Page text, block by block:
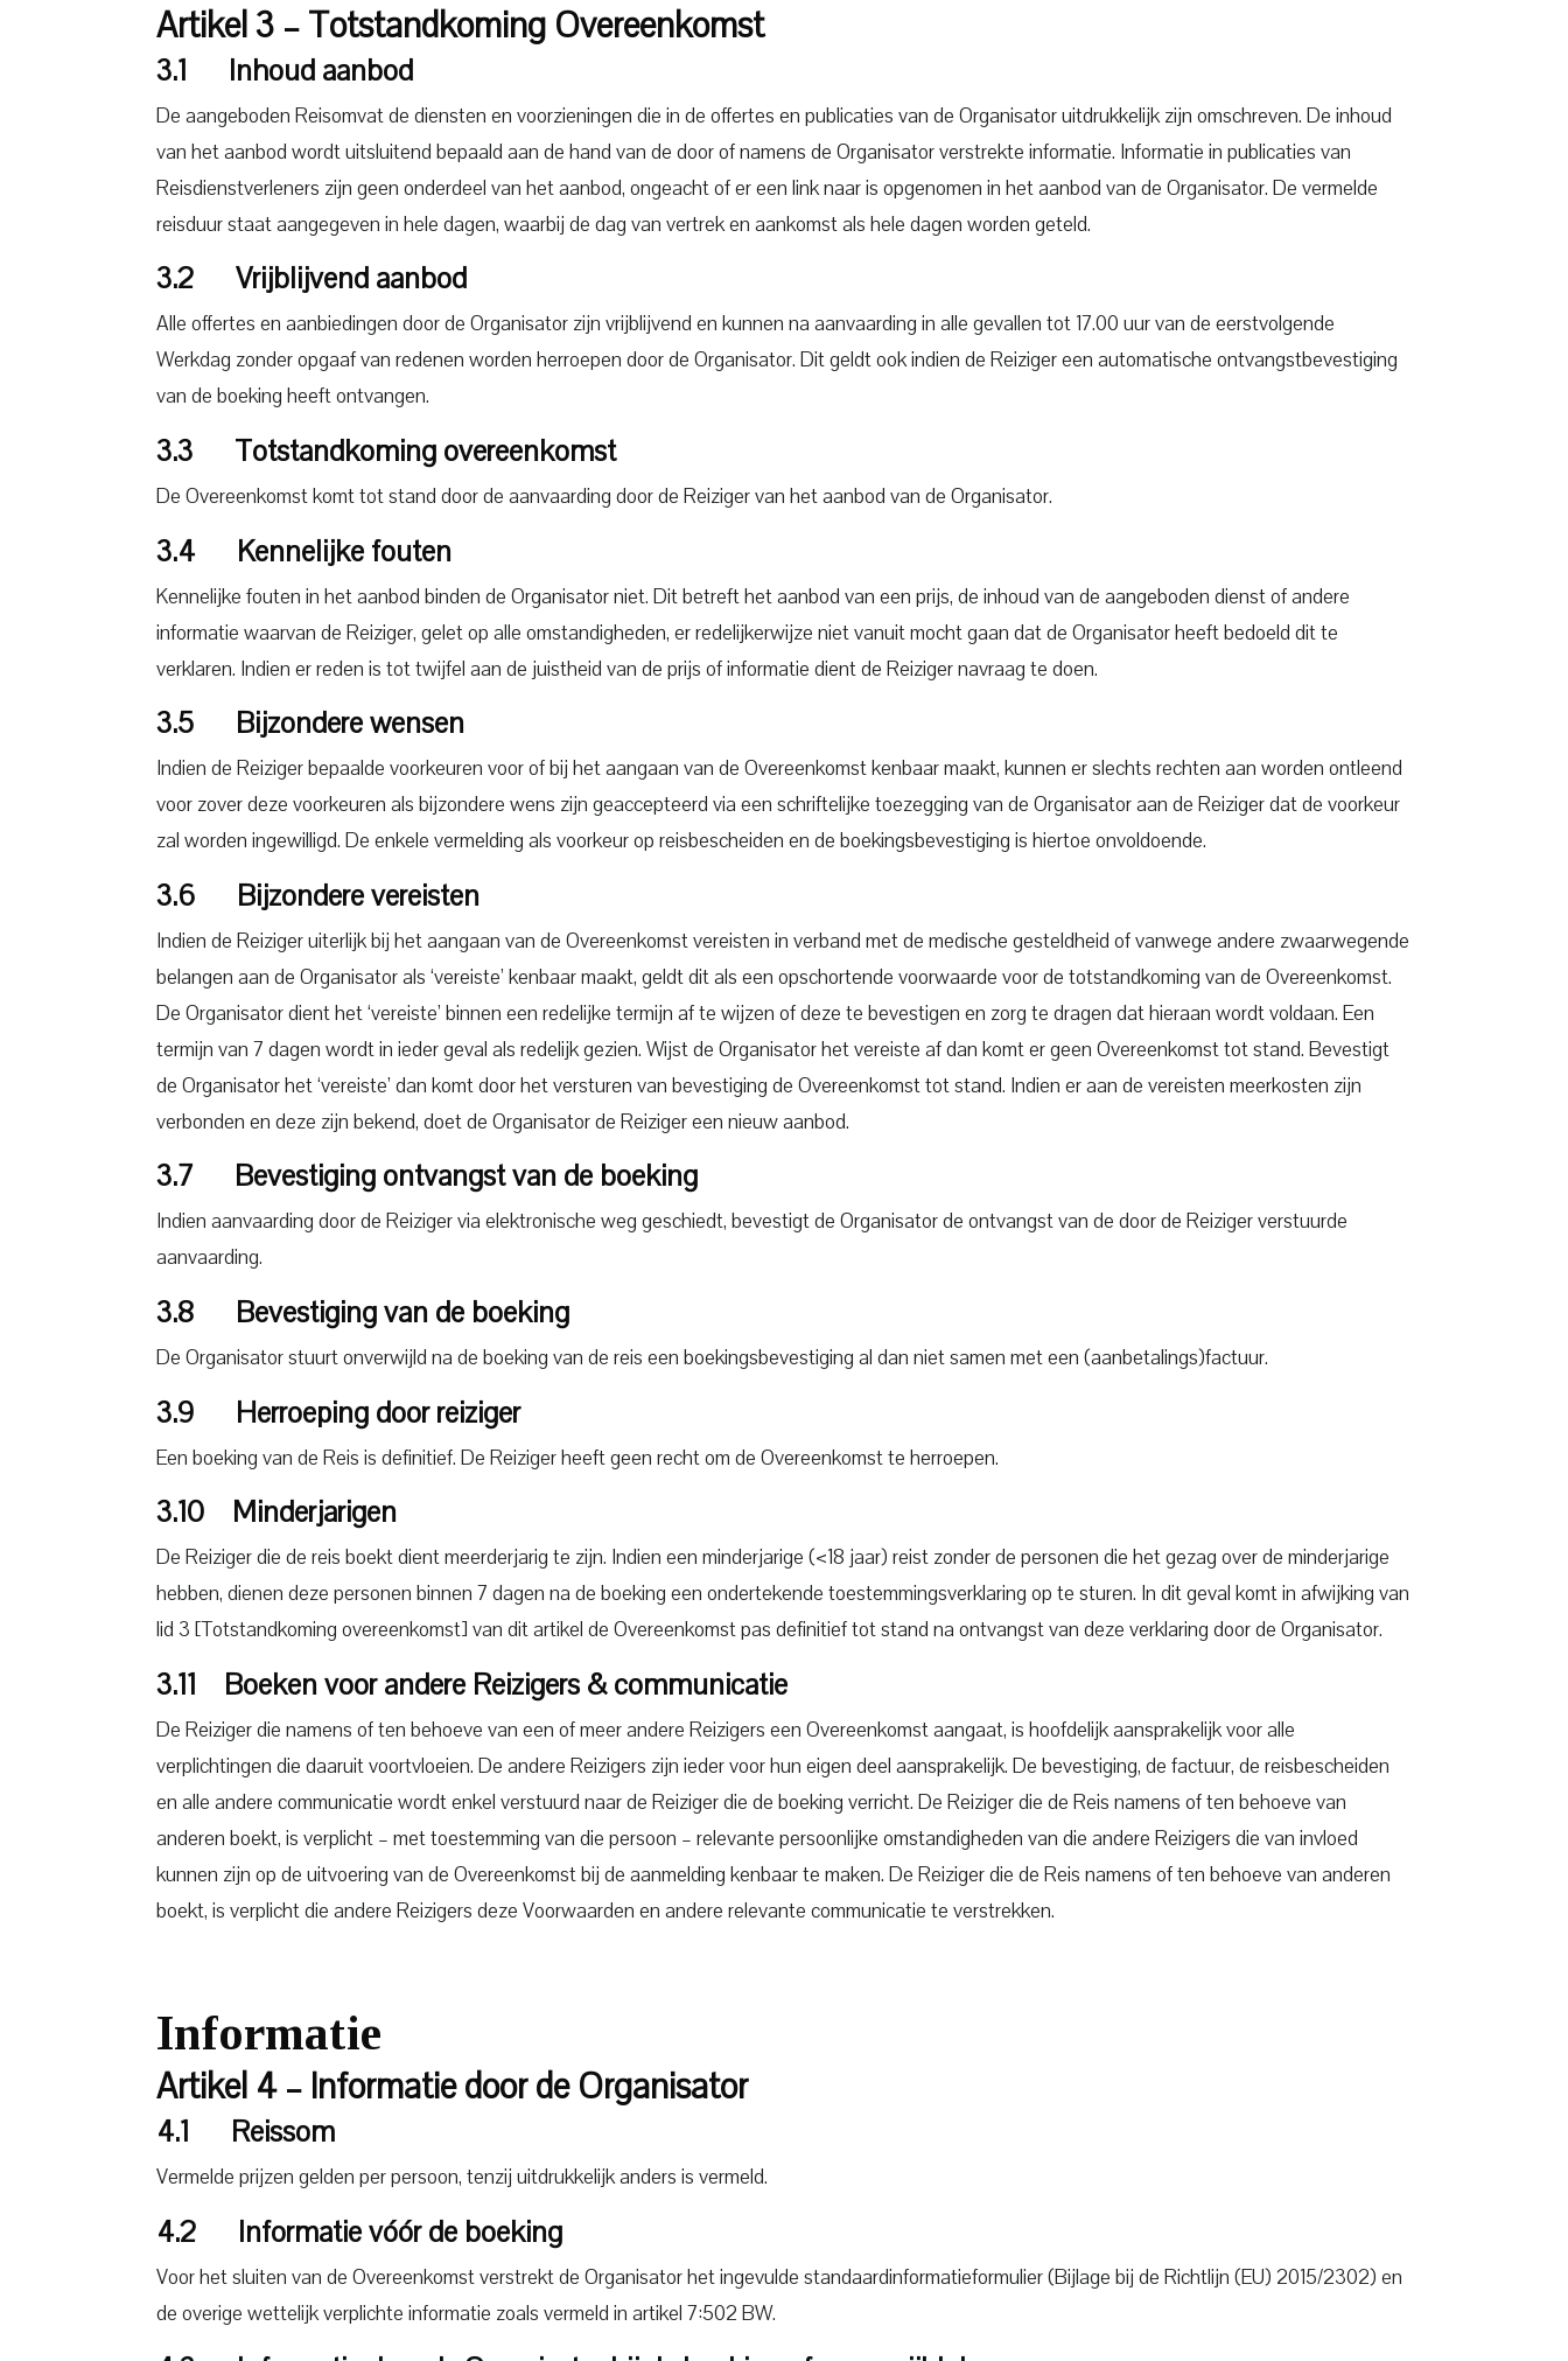
Artikel 3 – Totstandkoming Overeenkomst
3.1 Inhoud aanbod
De aangeboden Reisomvat de diensten en voorzieningen die in de offertes en publicaties van de Organisator uitdrukkelijk zijn omschreven. De inhoud
van het aanbod wordt uitsluitend bepaald aan de hand van de door of namens de Organisator verstrekte informatie. Informatie in publicaties van
Reisdienstverleners zijn geen onderdeel van het aanbod, ongeacht of er een link naar is opgenomen in het aanbod van de Organisator. De vermelde
reisduur staat aangegeven in hele dagen, waarbij de dag van vertrek en aankomst als hele dagen worden geteld.
3.2 Vrijblijvend aanbod
Alle offertes en aanbiedingen door de Organisator zijn vrijblijvend en kunnen na aanvaarding in alle gevallen tot 17.00 uur van de eerstvolgende
Werkdag zonder opgaaf van redenen worden herroepen door de Organisator. Dit geldt ook indien de Reiziger een automatische ontvangstbevestiging
van de boeking heeft ontvangen.
3.3 Totstandkoming overeenkomst
De Overeenkomst komt tot stand door de aanvaarding door de Reiziger van het aanbod van de Organisator.
3.4 Kennelijke fouten
Kennelijke fouten in het aanbod binden de Organisator niet. Dit betreft het aanbod van een prijs, de inhoud van de aangeboden dienst of andere
informatie waarvan de Reiziger, gelet op alle omstandigheden, er redelijkerwijze niet vanuit mocht gaan dat de Organisator heeft bedoeld dit te
verklaren. Indien er reden is tot twijfel aan de juistheid van de prijs of informatie dient de Reiziger navraag te doen.
3.5 Bijzondere wensen
Indien de Reiziger bepaalde voorkeuren voor of bij het aangaan van de Overeenkomst kenbaar maakt, kunnen er slechts rechten aan worden ontleend
voor zover deze voorkeuren als bijzondere wens zijn geaccepteerd via een schriftelijke toezegging van de Organisator aan de Reiziger dat de voorkeur
zal worden ingewilligd. De enkele vermelding als voorkeur op reisbescheiden en de boekingsbevestiging is hiertoe onvoldoende.
3.6 Bijzondere vereisten
Indien de Reiziger uiterlijk bij het aangaan van de Overeenkomst vereisten in verband met de medische gesteldheid of vanwege andere zwaarwegende
belangen aan de Organisator als ‘vereiste’ kenbaar maakt, geldt dit als een opschortende voorwaarde voor de totstandkoming van de Overeenkomst.
De Organisator dient het ‘vereiste’ binnen een redelijke termijn af te wijzen of deze te bevestigen en zorg te dragen dat hieraan wordt voldaan. Een
termijn van 7 dagen wordt in ieder geval als redelijk gezien. Wijst de Organisator het vereiste af dan komt er geen Overeenkomst tot stand. Bevestigt
de Organisator het ‘vereiste’ dan komt door het versturen van bevestiging de Overeenkomst tot stand. Indien er aan de vereisten meerkosten zijn
verbonden en deze zijn bekend, doet de Organisator de Reiziger een nieuw aanbod.
3.7 Bevestiging ontvangst van de boeking
Indien aanvaarding door de Reiziger via elektronische weg geschiedt, bevestigt de Organisator de ontvangst van de door de Reiziger verstuurde
aanvaarding.
3.8 Bevestiging van de boeking
De Organisator stuurt onverwijld na de boeking van de reis een boekingsbevestiging al dan niet samen met een (aanbetalings)factuur.
3.9 Herroeping door reiziger
Een boeking van de Reis is definitief. De Reiziger heeft geen recht om de Overeenkomst te herroepen.
3.10 Minderjarigen
De Reiziger die de reis boekt dient meerderjarig te zijn. Indien een minderjarige (<18 jaar) reist zonder de personen die het gezag over de minderjarige
hebben, dienen deze personen binnen 7 dagen na de boeking een ondertekende toestemmingsverklaring op te sturen. In dit geval komt in afwijking van
lid 3 [Totstandkoming overeenkomst] van dit artikel de Overeenkomst pas definitief tot stand na ontvangst van deze verklaring door de Organisator.
3.11 Boeken voor andere Reizigers & communicatie
De Reiziger die namens of ten behoeve van een of meer andere Reizigers een Overeenkomst aangaat, is hoofdelijk aansprakelijk voor alle
verplichtingen die daaruit voortvloeien. De andere Reizigers zijn ieder voor hun eigen deel aansprakelijk. De bevestiging, de factuur, de reisbescheiden
en alle andere communicatie wordt enkel verstuurd naar de Reiziger die de boeking verricht. De Reiziger die de Reis namens of ten behoeve van
anderen boekt, is verplicht – met toestemming van die persoon – relevante persoonlijke omstandigheden van die andere Reizigers die van invloed
kunnen zijn op de uitvoering van de Overeenkomst bij de aanmelding kenbaar te maken. De Reiziger die de Reis namens of ten behoeve van anderen
boekt, is verplicht die andere Reizigers deze Voorwaarden en andere relevante communicatie te verstrekken.
Informatie
Artikel 4 – Informatie door de Organisator
4.1 Reissom
Vermelde prijzen gelden per persoon, tenzij uitdrukkelijk anders is vermeld.
4.2 Informatie vóór de boeking
Voor het sluiten van de Overeenkomst verstrekt de Organisator het ingevulde standaardinformatieformulier (Bijlage bij de Richtlijn (EU) 2015/2302) en
de overige wettelijk verplichte informatie zoals vermeld in artikel 7:502 BW.